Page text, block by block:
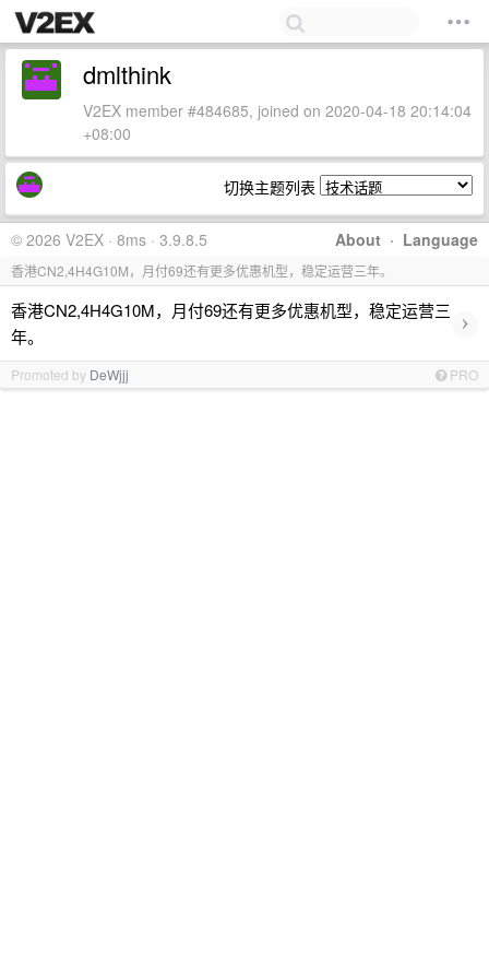
dmlthink
V2EX member #484685, joined on 2020-04-18 20:14:04
+08:00
切换主题列表
About · Language
© 2026 V2EX · 8ms · 3.9.8.5
香港CN2,4H4G10M，月付69还有更多优惠机型，稳定运营三年。
香港CN2,4H4G10M，月付69还有更多优惠机型，稳定运营三
年。
›
Promoted by DeWjjj PRO